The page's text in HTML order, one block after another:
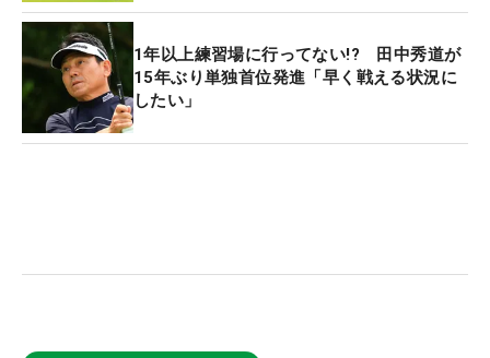
1年以上練習場に行ってない!? 田中秀道が
15年ぶり単独首位発進「早く戦える状況に
したい」